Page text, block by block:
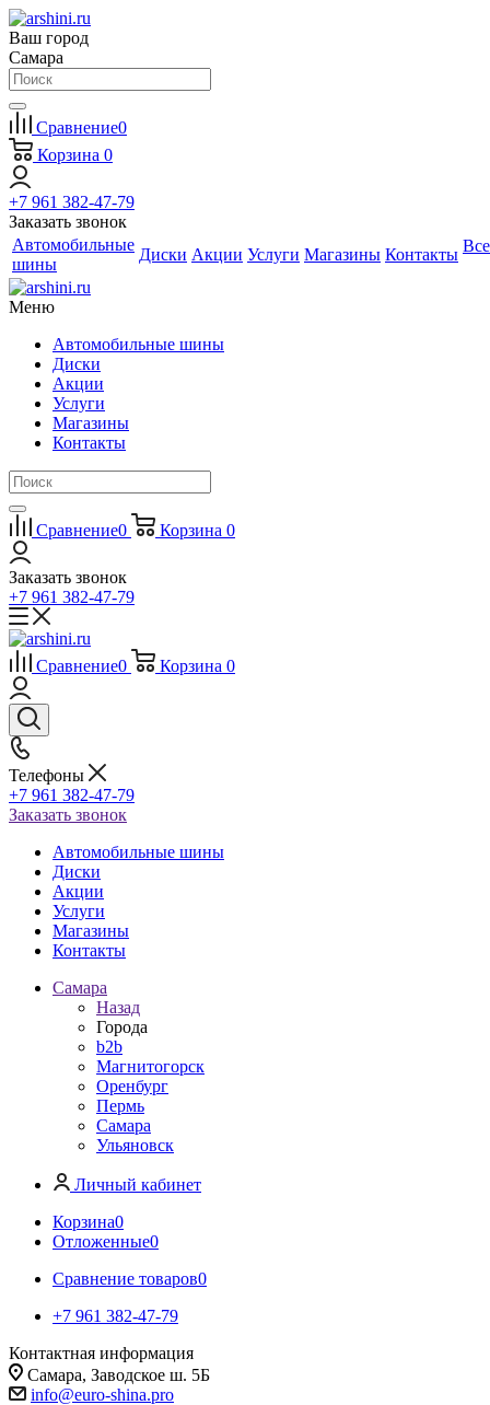
Ваш город
Самара
Сравнение0
Корзина 0
+7 961 382-47-79
Заказать звонок
Автомобильные
шины
Диски Акции Услуги Магазины Контакты Все
Меню
Автомобильные шины
Диски
Акции
Услуги
Магазины
Контакты
Сравнение0 Корзина 0
Заказать звонок
+7 961 382-47-79
Сравнение0 Корзина 0
Телефоны
+7 961 382-47-79
Заказать звонок
Автомобильные шины
Диски
Акции
Услуги
Магазины
Контакты
Самара
Назад
Города
b2b
Магнитогорск
Оренбург
Пермь
Самара
Ульяновск
Личный кабинет
Корзина0
Отложенные0
Сравнение товаров0
+7 961 382-47-79
Контактная информация
Самара, Заводское ш. 5Б
info@euro-shina.pro